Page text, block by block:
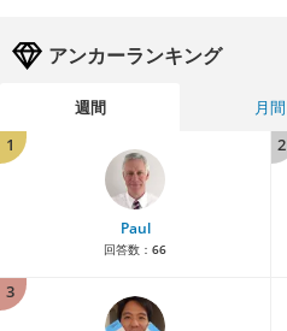
アンカーランキング
週間 月間
1
Paul
回答数： 66
2
3